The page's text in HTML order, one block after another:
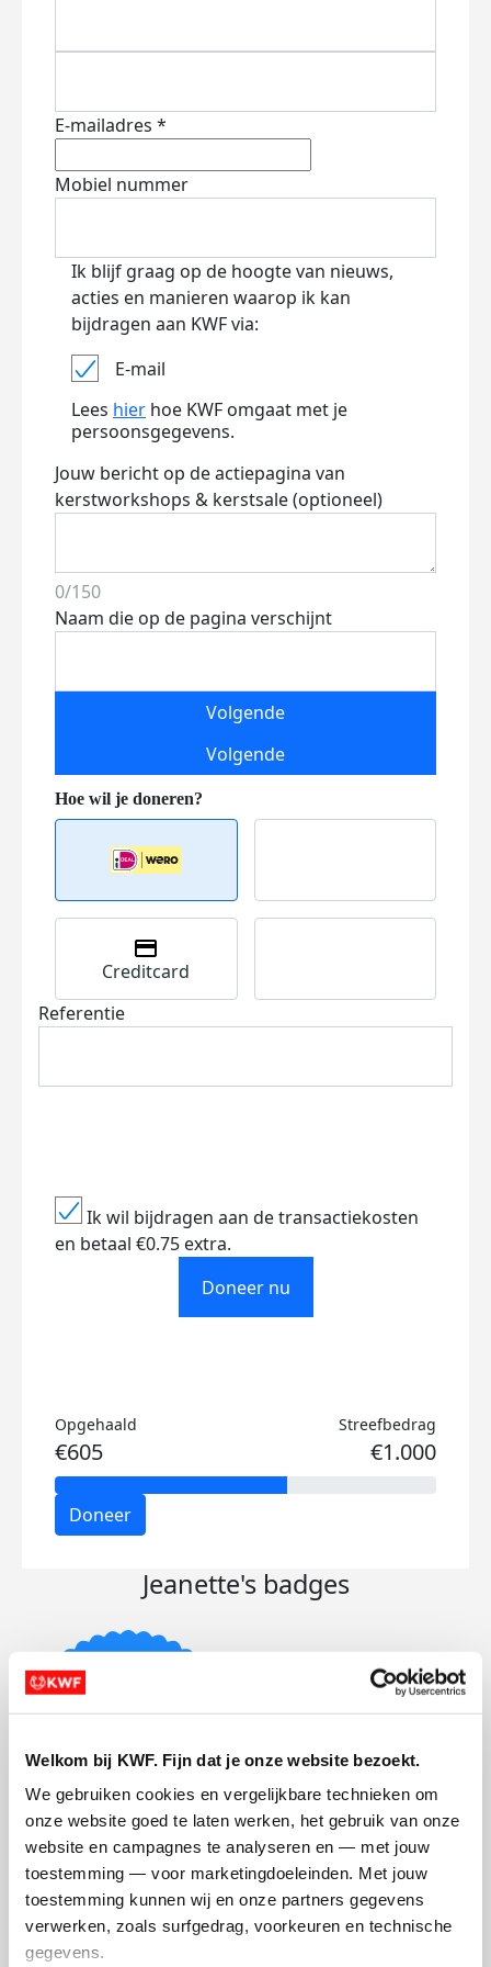
Welkom bij KWF. Fijn dat je onze website bezoekt.
We gebruiken cookies en vergelijkbare technieken om
onze website goed te laten werken, het gebruik van onze
website en campagnes te analyseren en — met jouw
toestemming — voor marketingdoeleinden. Met jouw
toestemming kunnen wij en onze partners gegevens
verwerken, zoals surfgedrag, voorkeuren en technische
gegevens.
E-mailadres *
Mobiel nummer
Ik blijf graag op de hoogte van nieuws,
acties en manieren waarop ik kan
bijdragen aan KWF via:
E-mail
Lees hier hoe KWF omgaat met je
persoonsgegevens.
Jouw bericht op de actiepagina van
kerstworkshops & kerstsale (optioneel)
0/150
Naam die op de pagina verschijnt
Volgende
Volgende
Creditcard
Referentie
Ik wil bijdragen aan de transactiekosten
en betaal €0.75 extra.
Doneer nu
Opgehaald
€605
Streefbedrag
€1.000
Doneer
Jeanette's badges
Actiepagina gemaakt